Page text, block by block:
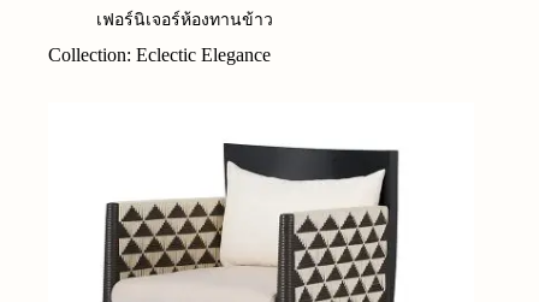
เฟอร์นิเจอร์ห้องทานข้าว
Collection: Eclectic Elegance